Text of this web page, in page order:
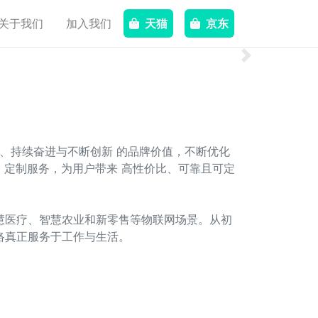
于我们 加入我们 天猫 京东
Next
持续奋进与不断创新 的品牌价值，不断优化
制服务，为用户带来 高性价比、可靠且可定
疗、智慧农业和新零售等物联网场景。从初
正服务于工作与生活。